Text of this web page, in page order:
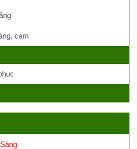
cam